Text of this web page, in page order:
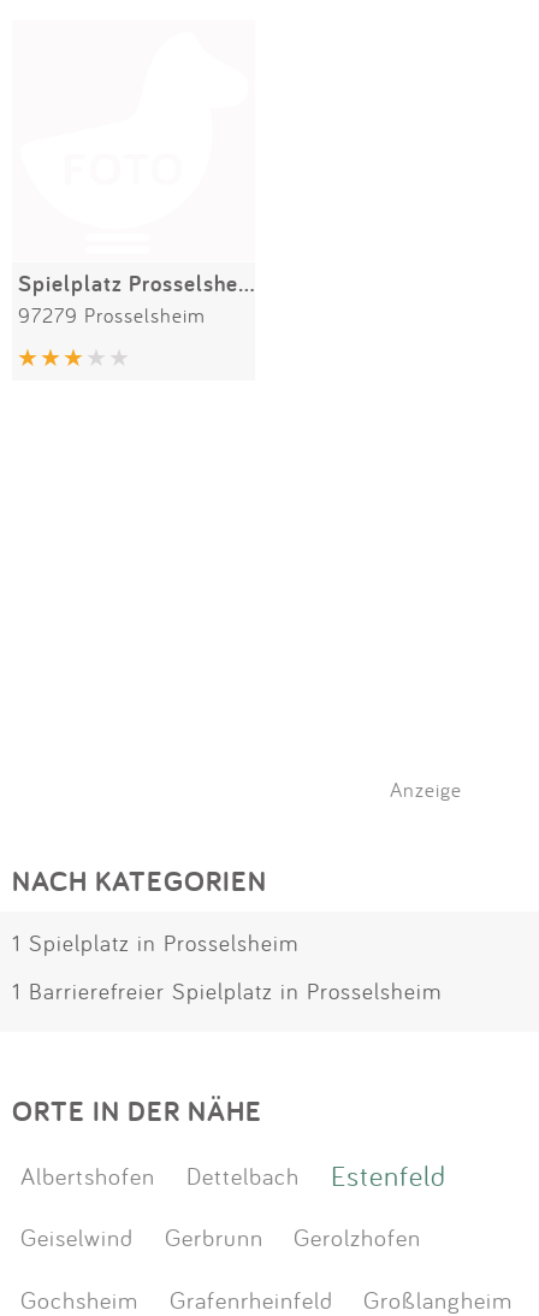
Spielplatz Prosselsheim
97279 Prosselsheim
Anzeige
NACH KATEGORIEN
1 Spielplatz in Prosselsheim
1 Barrierefreier Spielplatz in Prosselsheim
ORTE IN DER NÄHE
Albertshofen Dettelbach Estenfeld
Geiselwind Gerbrunn
Gerolzhofen
Gochsheim
Grafenrheinfeld
Großlangheim